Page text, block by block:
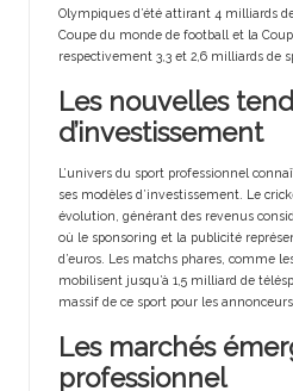
Olympiques d’été attirant 4 milliards
Coupe du monde de football et la
respectivement 3,3 et 2,6 milliards de
Les nouvelles
d’investissement
L’univers du sport professionnel
ses modèles d’investissement. Le
évolution, générant des revenus
où le sponsoring et la publicité
d’euros. Les matchs phares, comme
mobilisent jusqu’à 1,5 milliard de
massif de ce sport pour les
Les marchés
professionnel